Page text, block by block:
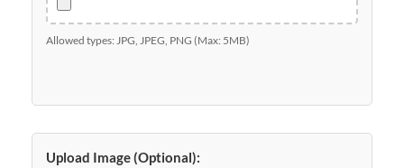
Allowed types: JPG, JPEG, PNG (Max: 5MB)
Upload Image (Optional):